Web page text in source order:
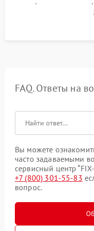
графического чипа и
артефактов
FAQ. Ответы на
Вы можете
часто задаваемыми
сервисный центр
+7 (800) 301-55-83
вопрос.